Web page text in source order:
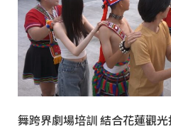
舞跨界劇場培訓 結合花蓮觀